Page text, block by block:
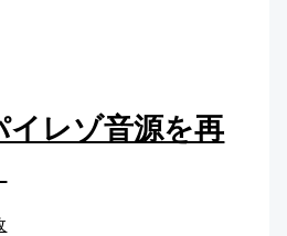
レゾ音源を再